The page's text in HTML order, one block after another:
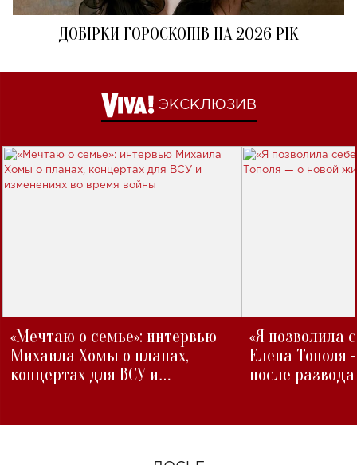
ДОБІРКИ ГОРОСКОПІВ НА 2026 РІК
ЭКСКЛЮЗИВ
«Мечтаю о семье»: интервью
Михаила Хомы о планах,
концертах для ВСУ и
«Я позволила
Елена Тополя
после развода